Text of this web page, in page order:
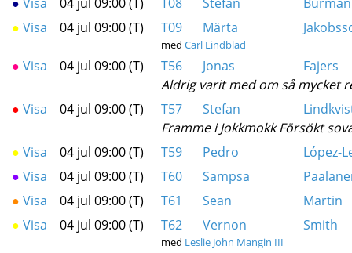
● Visa 04 jul 09:00 (T) T09 Märta
med Carl Lindblad
● Visa 04 jul 09:00 (T) T56 Jonas
Fajers
Aldrig varit med om så mycket
● Visa 04 jul 09:00 (T) T57 Stefan
Framme i Jokkmokk Försökt
● Visa 04 jul 09:00 (T) T59 Pedro
López-
● Visa 04 jul 09:00 (T) T60 Sampsa
● Visa 04 jul 09:00 (T) T61 Sean
Martin
● Visa 04 jul 09:00 (T) T62 Vernon Smith
med Leslie John Mangin III